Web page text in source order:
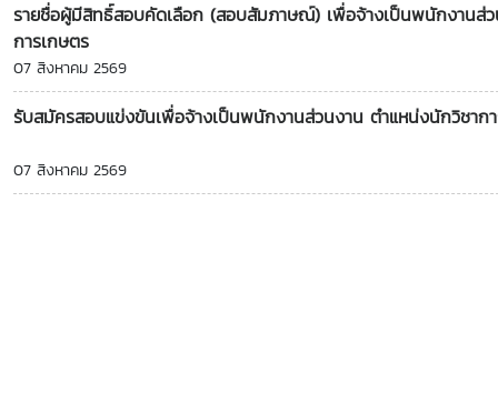
รายชื่อผู้มีสิทธิ์สอบคัดเลือก (สอบสัมภาษณ์) เพื่อจ้างเป็นพนักงาน
การเกษตร
07 สิงหาคม 2569
รับสมัครสอบแข่งขันเพื่อจ้างเป็นพนักงานส่วนงาน ตำแหน่งนักวิชาก
07 สิงหาคม 2569